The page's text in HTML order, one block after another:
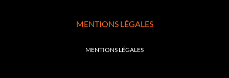
MENTIONS LÉGALES
MENTIONS LÉGALES